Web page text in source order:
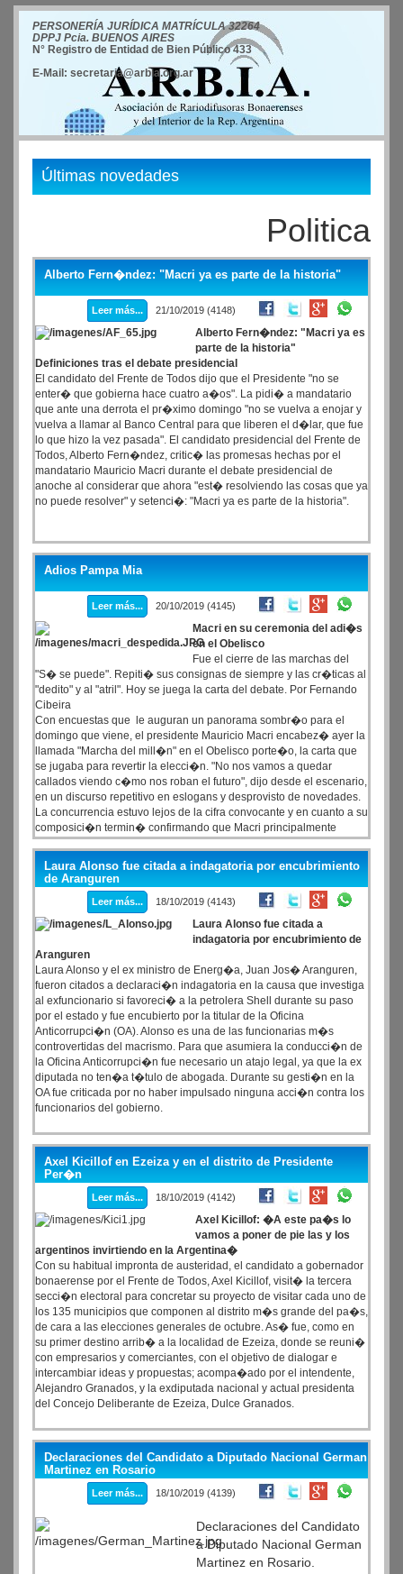
PERSONERÍA JURÍDICA MATRÍCULA 32264
DPPJ Pcia. BUENOS AIRES
N° Registro de Entidad de Bien Público 433
E-Mail: secretaria@arbia.org.ar
Últimas novedades
Politica
Alberto Fern�ndez: "Macri ya es parte de la historia"
Leer más... 21/10/2019 (4148)
Alberto Fern�ndez: "Macri ya es
parte de la historia"
Definiciones tras el debate presidencial
El candidato del Frente de Todos dijo que el Presidente "no se
enter� que gobierna hace cuatro a�os". La pidi� a mandatario
que ante una derrota el pr�ximo domingo "no se vuelva a enojar y
vuelva a llamar al Banco Central para que liberen el d�lar, que fue
lo que hizo la vez pasada". El candidato presidencial del Frente de
Todos, Alberto Fern�ndez, critic� las promesas hechas por el
mandatario Mauricio Macri durante el debate presidencial de
anoche al considerar que ahora "est� resolviendo las cosas que ya
no puede resolver" y setenci�: "Macri ya es parte de la historia".
Adios Pampa Mia
Leer más... 20/10/2019 (4145)
Macri en su ceremonia del adi�s
en el Obelisco
Fue el cierre de las marchas del
"S� se puede". Repiti� sus consignas de siempre y las cr�ticas al
"dedito" y al "atril". Hoy se juega la carta del debate. Por Fernando
Cibeira
Con encuestas que le auguran un panorama sombr�o para el
domingo que viene, el presidente Mauricio Macri encabez� ayer la
llamada "Marcha del mill�n" en el Obelisco porte�o, la carta que
se jugaba para revertir la elecci�n. "No nos vamos a quedar
callados viendo c�mo nos roban el futuro", dijo desde el escenario,
en un discurso repetitivo en eslogans y desprovisto de novedades.
La concurrencia estuvo lejos de la cifra convocante y en cuanto a su
composici�n termin� confirmando que Macri principalmente
mantiene el apoyo de lo que siempre fue su principal sost�n, un
sector de la clase media urbana, habitualmente refractaria al
peronismo.
Laura Alonso fue citada a indagatoria por encubrimiento
de Aranguren
Leer más... 18/10/2019 (4143)
Laura Alonso fue citada a
indagatoria por encubrimiento de
Aranguren
Laura Alonso y el ex ministro de Energ�a, Juan Jos� Aranguren,
fueron citados a declaraci�n indagatoria en la causa que investiga
al exfuncionario si favoreci� a la petrolera Shell durante su paso
por el estado y fue encubierto por la titular de la Oficina
Anticorrupci�n (OA). Alonso es una de las funcionarias m�s
controvertidas del macrismo. Para que asumiera la conducci�n de
la Oficina Anticorrupci�n fue necesario un atajo legal, ya que la ex
diputada no ten�a t�tulo de abogada. Durante su gesti�n en la
OA fue criticada por no haber impulsado ninguna acci�n contra los
funcionarios del gobierno.
Axel Kicillof en Ezeiza y en el distrito de Presidente
Per�n
Leer más... 18/10/2019 (4142)
Axel Kicillof: �A este pa�s lo
vamos a poner de pie las y los
argentinos invirtiendo en la Argentina�
Con su habitual impronta de austeridad, el candidato a gobernador
bonaerense por el Frente de Todos, Axel Kicillof, visit� la tercera
secci�n electoral para concretar su proyecto de visitar cada uno de
los 135 municipios que componen al distrito m�s grande del pa�s,
de cara a las elecciones generales de octubre. As� fue, como en
su primer destino arrib� a la localidad de Ezeiza, donde se reuni�
con empresarios y comerciantes, con el objetivo de dialogar e
intercambiar ideas y propuestas; acompa�ado por el intendente,
Alejandro Granados, y la exdiputada nacional y actual presidenta
del Concejo Deliberante de Ezeiza, Dulce Granados.
Declaraciones del Candidato a Diputado Nacional German
Martinez en Rosario
Leer más... 18/10/2019 (4139)
Declaraciones del Candidato
a Diputado Nacional German
Martinez en Rosario.